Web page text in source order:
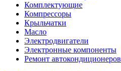
Комплектующие
Компрессоры
Крыльчатки
Масло
Электродвигатели
Электронные компоненты
Ремонт автокондиционеров